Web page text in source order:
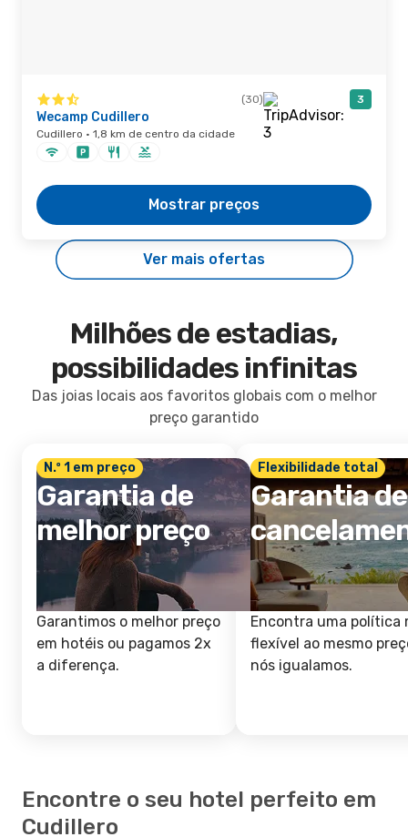
(30) 3
Wecamp Cudillero
Cudillero · 1,8 km de centro da cidade
Mostrar preços
Ver mais ofertas
Milhões de estadias,
possibilidades infinitas
Das joias locais aos favoritos globais com o melhor
preço garantido
N.º 1 em preço
Garantia de
melhor preço
Garantimos o melhor preço
em hotéis ou pagamos 2x
a diferença.
Flexibilidade total
Garantia de
Encontra uma política
flexível ao mesmo
nós igualamos.
Encontre o seu hotel perfeito em
Cudillero